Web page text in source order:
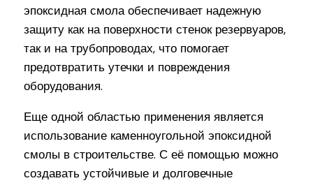
эпоксидная смола обеспечивает надежную
защиту как на поверхности стенок резервуаров,
так и на трубопроводах, что помогает
предотвратить утечки и повреждения
оборудования.
Еще одной областью применения является
использование каменноугольной эпоксидной
смолы в строительстве. С её помощью можно
создавать устойчивые и долговечные